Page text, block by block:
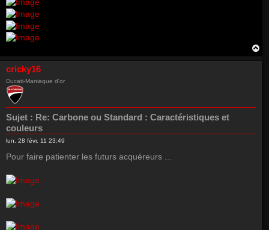
cricky16
Ducati-Maniaque d'or
Sujet : Re: Carbone ou Standard : Caractéristiques et
couleurs
lun. 28 févr. 11 23:49
Pour faire patienter les futurs acquéreurs ...